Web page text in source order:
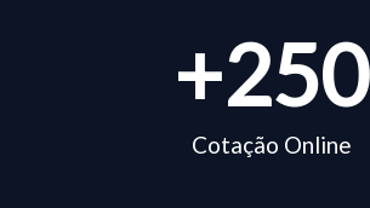
Cotação Online
+250